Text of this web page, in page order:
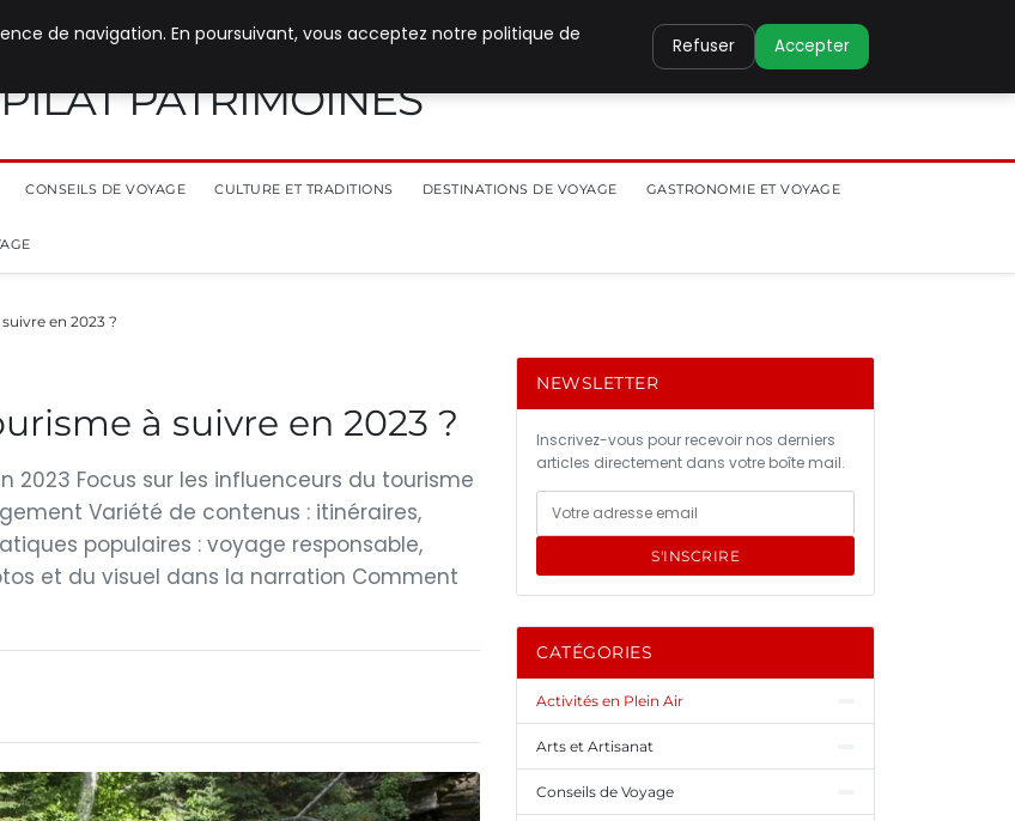
PILAT PATRIMOINES
CONSEILS DE VOYAGE CULTURE ET TRADITIONS DESTINATIONS DE VOYAGE GASTRONOMIE ET VOYAGE
en 2023 ?
à suivre en 2023 ?
2023 Focus sur les influenceurs du tourisme
Variété de contenus : itinéraires,
populaires : voyage responsable,
et du visuel dans la narration Comment
NEWSLETTER
Inscrivez-vous pour recevoir nos derniers
articles directement dans votre boîte mail.
S'INSCRIRE
CATÉGORIES
Activités en Plein Air
Arts et Artisanat
Conseils de Voyage
de navigation. En poursuivant, vous acceptez notre politique de
Refuser Accepter